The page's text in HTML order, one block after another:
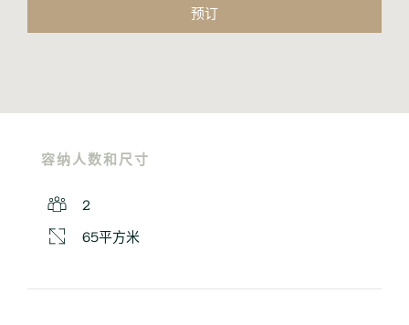
预订
容纳人数和尺寸
2
65平方米